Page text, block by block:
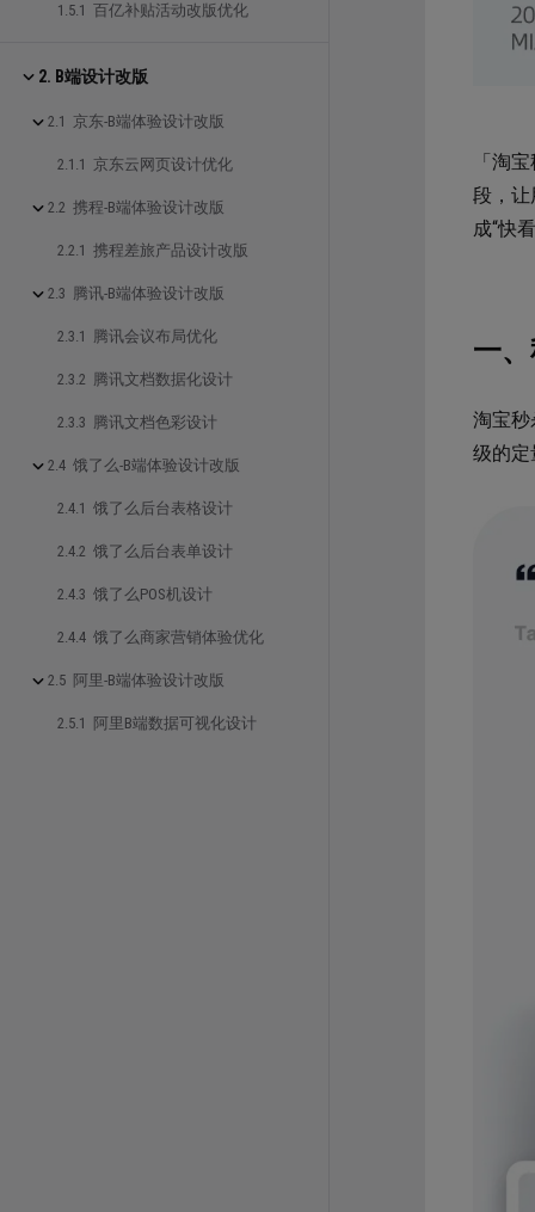
1.5.1 百亿补贴活动改版优化
2. B端设计改版
2.1 京东-B端体验设计改版
2.1.1 京东云网页设计优化
2.2 携程-B端体验设计改版
2.2.1 携程差旅产品设计改版
2.3 腾讯-B端体验设计改版
2.3.1 腾讯会议布局优化
2.3.2 腾讯文档数据化设计
2.3.3 腾讯文档色彩设计
2.4 饿了么-B端体验设计改版
2.4.1 饿了么后台表格设计
2.4.2 饿了么后台表单设计
2.4.3 饿了么POS机设计
2.4.4 饿了么商家营销体验优化
2.5 阿里-B端体验设计改版
2.5.1 阿里B端数据可视化设计
「淘
段，让
成“快
一
淘宝秒
级的定